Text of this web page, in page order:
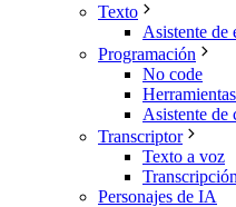
Texto
Asistente de
Programación
No code
Asistente de
Transcriptor
Texto a voz
Personajes de IA